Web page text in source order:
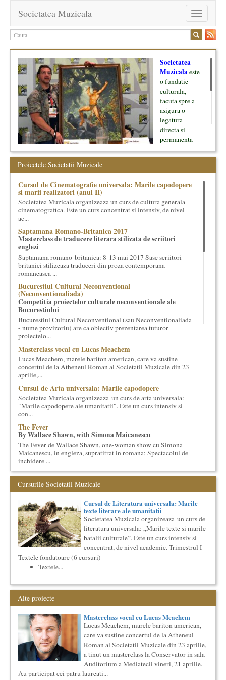
Toggle
navigation
Societatea Muzicala
Societatea
Muzicalaeste
o fundatie
culturala,
facuta spre a
asigura o
legatura
directa si
permanenta
oamenii ei, pe
inceput cu muzica clasica - si de aici numele -, insa acum
dezvoltam proiecte si in alte domenii ale culturii.
Facem management cultural, dezvoltam si administram proiecte
cultural si consultanta. Organizam concursuri, concerte si
evenimente culturale, private sau publice, tinem cursuri de
cultura generala muzicala, teatrala, filosofica si de alte feluri.
Cuvinte in plus despre proiect, despre cei care il administreaza si
cei care il finantateaza sunt in rubricile de mai jos.
Proiectele Societatii Muzicale
Cursul de Cinematografie universala: Marile capodopere
si marii realizatori (anul II)
Societatea Muzicala organizeaza un curs de cultura generala
cinematografica. Este un curs concentrat si intensiv, de nivel
ac...
Saptamana Romano-Britanica 2017
Masterclass de traducere literara stilizata de scriitori
englezi
Saptamana romano-britanica: 8-13 mai 2017 Sase scriitori
britanici stilizeaza traduceri din proza contemporana
romaneasca ...
Bucurestiul Cultural Neconventional
(Neconventionaliada)
Competitia proiectelor culturale neconventionale ale
Bucurestiului
Bucurestiul Cultural Neconventional (sau Neconventionaliada
- nume provizoriu) are ca obiectiv prezentarea tuturor
proiectelo...
Masterclass vocal cu Lucas Meachem
Lucas Meachem, marele bariton american, care va sustine
concertul de la Atheneul Roman al Societatii Muzicale din 23
aprilie,...
Cursul de Arta universala: Marile capodopere
Societatea Muzicala organizeaza un curs de arta universala:
"Marile capodopere ale umanitatii". Este un curs intensiv si
con...
The Fever
By Wallace Shawn, with Simona Maicanescu
The Fever de Wallace Shawn, one-woman show cu Simona
Maicanescu, in engleza, supratitrat in romana; Spectacolul de
inchidere ...
Cursul de Literatura universala: Marile texte literare ale
umanitatii
Societatea Muzicala organizeaza un curs de literatura
universala: „Marile texte si marile batalii culturale”. Este un
cu...
Cursul de Filosofie generala (anul I)
Societatea Muzicala organizeaza un curs de Filosofie
Generala, de nivel academic, cu durata de doi ani (4 semestre),
impreuna...
Cursul de Sociologie
Societatea Muzicala organizeaza un curs de Sociologie, in
Univ...
Locurile Culturii
Catalogul spatiilor in care se pot desfasura evenimente
culturale
Proiect lansat de catre Societatea Muzicala, conceput initial
pentru catalogarea spatiilor (interioare) din Bucuresti in care...
Cursul de Teatru universal
Societatea Muzicala organizeaza un curs de cultura generala
teatrala, de nivel academic, in parteneriat cu Universitatea
Nati...
Cursurile Societatii Muzicale
Cursul de Literatura universala: Marile
texte literare ale umanitatii
Societatea Muzicala organizeaza un curs de
literatura universala: „Marile texte si marile
batalii culturale”. Este un curs intensiv si
concentrat, de nivel academic. Trimestrul I –
Textele fondatoare (6 cursuri)
Textele...
Alte proiecte
Masterclass vocal cu Lucas Meachem
Lucas Meachem, marele bariton american,
care va sustine concertul de la Atheneul
Roman al Societatii Muzicale din 23 aprilie,
a tinut un masterclass la Conservator in sala
Auditorium a Mediatecii vineri, 21 aprilie.
Au participat cei patru laureati...